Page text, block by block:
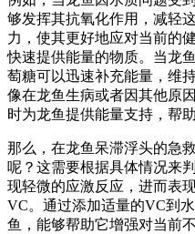
够发挥其抗氧化作用，减轻
力，使其更好地应对当前的
快速提供能量的物质。当龙
萄糖可以迅速补充能量，维
像在龙鱼生病或者因其他原
时为龙鱼提供能量支持，帮
那么，在龙鱼呆滞浮头的急
呢？这需要根据具体情况来
现轻微的应激反应，进而表
VC。通过添加适量的VC到
鱼，能够帮助它增强对当前